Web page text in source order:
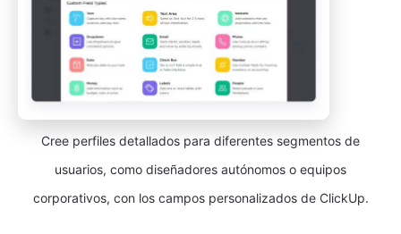
Cree perfiles detallados para diferentes segmentos de
usuarios, como diseñadores autónomos o equipos
corporativos, con los campos personalizados de ClickUp.